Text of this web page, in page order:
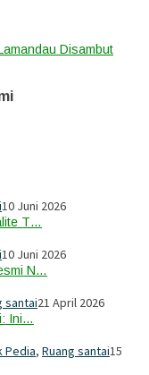
Disambut
10 Juni 2026
T…
10 Juni 2026
N…
santai21 April 2026
Ini…
Pedia, Ruang santai15